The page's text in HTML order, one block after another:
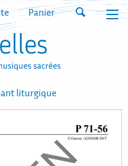
Panier
liturgique